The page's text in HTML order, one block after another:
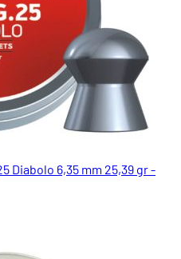
Diabolo 6,35 mm 25,39 gr -